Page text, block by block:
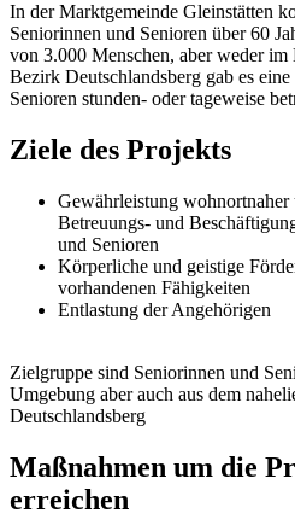
In der Marktgemeinde Gleinstätten
Seniorinnen und Senioren über 60
von 3.000 Menschen, aber weder
Bezirk Deutschlandsberg gab es
Senioren stunden- oder tageweise
Ziele des Projekts
Gewährleistung wohnortnaher
Betreuungs- und
und Senioren
Körperliche und geistige
vorhandenen Fähigkeiten
Entlastung der Angehörigen
Zielgruppe sind Seniorinnen und
Umgebung aber auch aus dem
Deutschlandsberg
Maßnahmen um die
erreichen